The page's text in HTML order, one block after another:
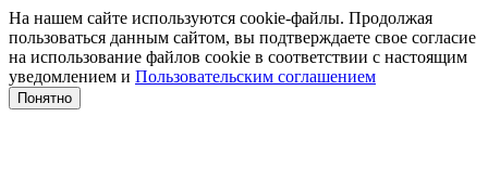
На нашем сайте используются cookie-файлы. Продолжая
пользоваться данным сайтом, вы подтверждаете свое согласие
на использование файлов cookie в соответствии с настоящим
уведомлением и Пользовательским соглашением
Понятно